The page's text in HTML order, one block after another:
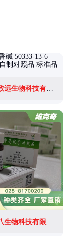
四川恒诚致远生物科技有限公司
成都超九八生物科技有限公司